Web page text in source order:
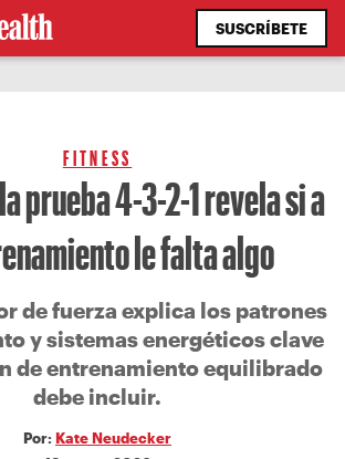
SUSCRÍBETE
FITNESS
prueba 4-3-2-1 revela si a
le falta algo
de fuerza explica los patrones
y sistemas energéticos clave
de entrenamiento equilibrado
debe incluir.
Por: Kate Neudecker